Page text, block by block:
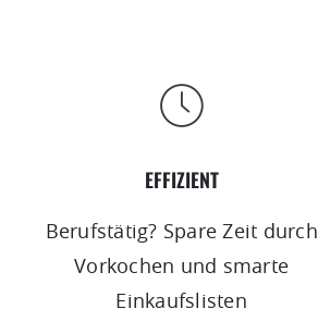
EFFIZIENT
Berufstätig? Spare Zeit durch
Vorkochen und smarte
Einkaufslisten